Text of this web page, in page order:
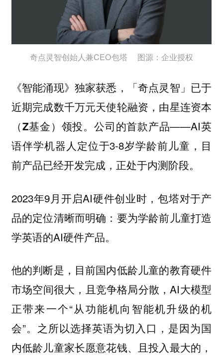
奇点灵智创始人兼CEO包塔 图源：企业授权
《智能涌现》独家获悉，
「奇点灵智」已于
近期完成数千万元天使轮融资，由星连资本
（Z基金）领投。 公司的首款产品——AI英
语伴学机器人定位于3-8岁学龄前儿童，目
前产品已经开发完成，正处于内测阶段。
2023年9月开启AI硬件创业时，包塔对于产
品的定位清晰而明确：要为学龄前儿童打造
学英语的AI硬件产品。
他的判断是，目前国内低龄儿童的教育硬件
市场空间很大，且竞争格局分散，AI大模型
正带来一个“从功能机向智能机升级的机
会”。 之所以选择英语为切入口，是因为国
内低龄儿童家长愿意花钱、且投入最大的，